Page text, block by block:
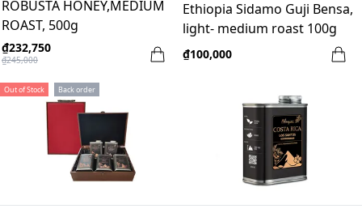
ROBUSTA HONEY,MEDIUM
ROAST, 500g
₫232,750
₫245,000
Ethiopia Sidamo Guji Bensa,
light- medium roast 100g
₫100,000
Out of Stock Back order